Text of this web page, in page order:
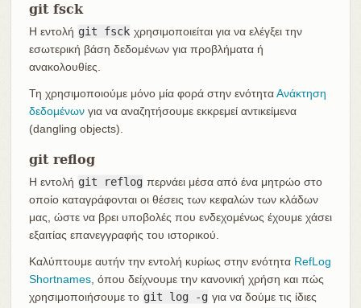
git fsck
Η εντολή git fsck χρησιμοποιείται για να ελέγξει την
εσωτερική βάση δεδομένων για προβλήματα ή
ανακολουθίες.
Τη χρησιμοποιούμε μόνο μία φορά στην ενότηταΑνάκτηση
δεδομένωνγια να αναζητήσουμε εκκρεμεί αντικείμενα
(dangling objects).
git reflog
Η εντολή git reflog περνάει μέσα από ένα μητρώο στο
οποίο καταγράφονται οι θέσεις των κεφαλών των κλάδων
μας, ώστε να βρει υποβολές που ενδεχομένως έχουμε χάσει
εξαιτίας επανεγγραφής του ιστορικού.
Καλύπτουμε αυτήν την εντολή κυρίως στην ενότητα RefLog
Shortnames, όπου δείχνουμε την κανονική χρήση και πώς
χρησιμοποιήσουμε το git log -g για να δούμε τις ίδιες